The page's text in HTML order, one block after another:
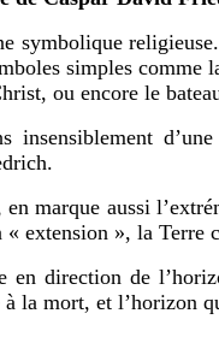
religieuse.
simples
ou encore le
insensiblement
marque aussi
extension », la Terre
en direction de
la mort, et l’horizon